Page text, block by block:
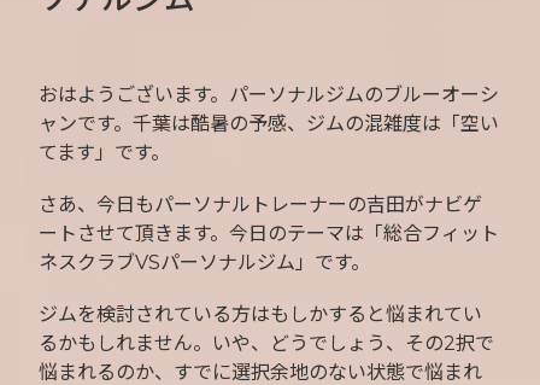
おはようございます。パーソナルジムのブルーオーシ
ャンです。千葉は酷暑の予感、ジムの混雑度は「空い
てます」です。
さあ、今日もパーソナルトレーナーの吉田がナビゲ
ートさせて頂きます。今日のテーマは「総合フィット
ネスクラブVSパーソナルジム」です。
ジムを検討されている方はもしかすると悩まれてい
るかもしれません。いや、どうでしょう、その2択で
悩まれるのか、すでに選択余地のない状態で悩まれ